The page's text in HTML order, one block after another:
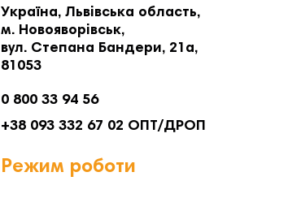
Україна, Львівська область,
м. Новояворівськ,
вул. Степана Бандери, 21а,
81053
0 800 33 94 56
+38 093 332 67 02 ОПТ/ДРОП
Режим роботи